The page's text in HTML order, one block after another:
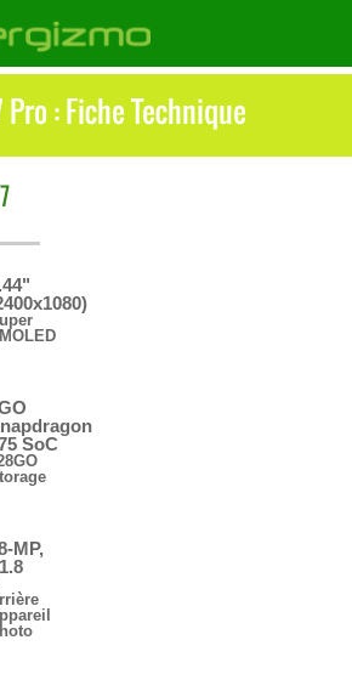
Pro : Fiche Technique
SoC
MP,